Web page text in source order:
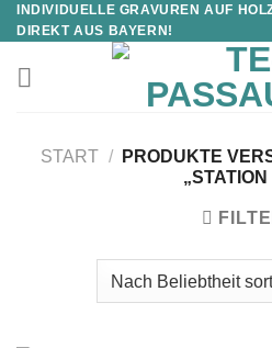
INDIVIDUELLE GRAVUREN AUF
DIREKT AUS BAYERN!
START /
PRODUKTE
„STATION